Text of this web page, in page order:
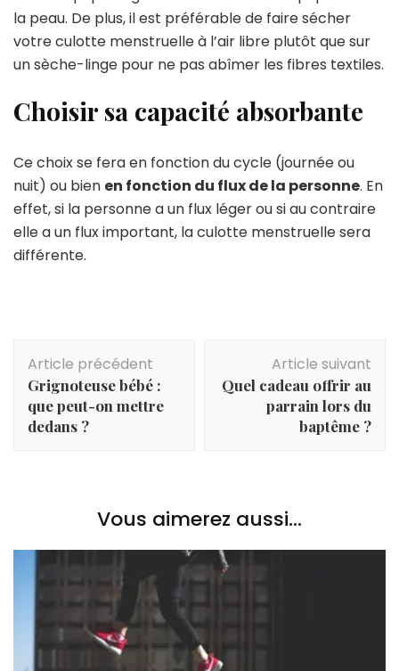
la peau. De plus, il est préférable de faire sécher
votre culotte menstruelle à l’air libre plutôt que sur
un sèche-linge pour ne pas abîmer les fibres textiles.
Choisir sa capacité absorbante
Ce choix se fera en fonction du cycle (journée ou
nuit) ou bien en fonction du flux de la personne. En
effet, si la personne a un flux léger ou si au contraire
elle a un flux important, la culotte menstruelle sera
différente.
d'article
Article précédent
Grignoteuse bébé :
que peut-on mettre
dedans ?
Article suivant
Quel cadeau offrir au
parrain lors du
baptême ?
Vous aimerez aussi...